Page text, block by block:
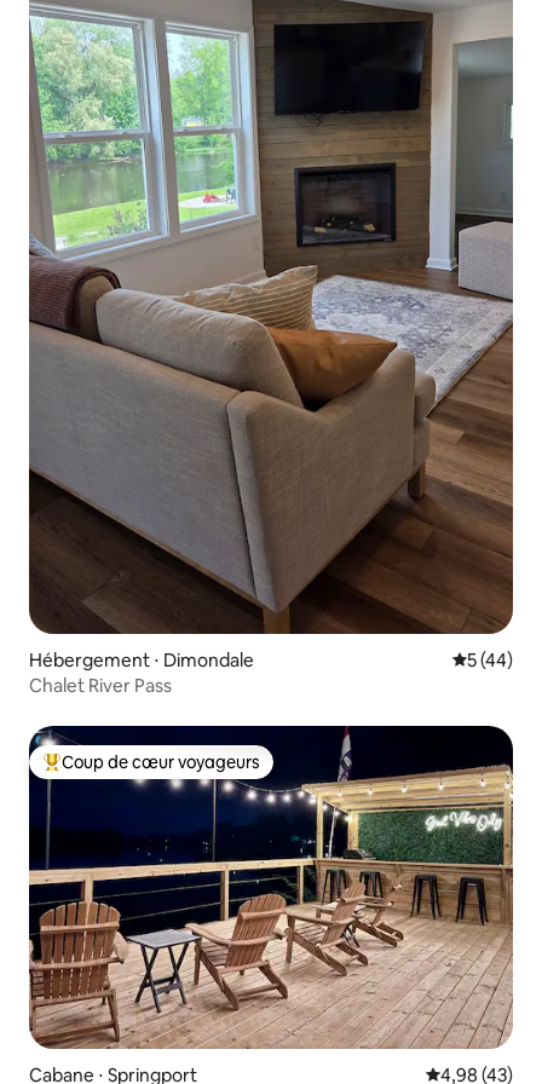
Hébergement ⋅ Dimondale
5 (44)
Chalet River Pass
Coups de cœur voyageurs les plus appréciés
Coup de cœur voyageurs
Cabane ⋅ Springport Évaluation
4,98 (43)